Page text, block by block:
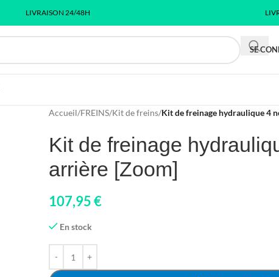
LIVRAISON 24/48H
SE
Accueil/FREINS/Kit de freins/Kit de freinage hydraulique 4
Kit de freinage
arrière [Zoom]
107,95€
En stock